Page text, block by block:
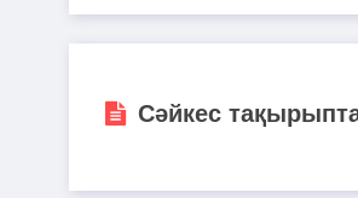
Сәйкес